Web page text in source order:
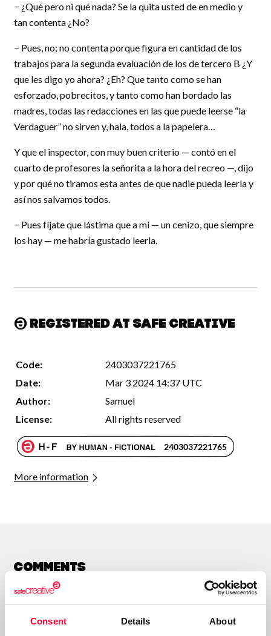
Consent Details About
− ¿Qué pero ni qué nada? Se la quita usted de en medio y
tan contenta ¿No?
− Pues, no; no contenta porque figura en cantidad de los
trabajos para la segunda evaluación de los de tercero B ¿Y
que les digo yo ahora? ¿Eh? Que tanto como se han
esforzado, pobrecitos, y tanto como han bordado las
madres, todas las redacciones en las que puede leerse “la
Verdaguer” no sirven y, hala, todos a la papelera…
Y que el inspector, con muy buen criterio — contó en el
cuarto de profesores la señorita a la hora del recreo —, dijo
y por qué no tiramos esta antes de que nadie pueda leerla y
así nos salvamos todos.
− Pues fíjate que lástima que a mí — un cenizo, que siempre
los hay — me habría gustado leerla.
Registered at Safe Creative
Code:
2403037221765
Date:
Mar 3 2024 14:37 UTC
Author:
Samuel
License:
All rights reserved
More information
Comments